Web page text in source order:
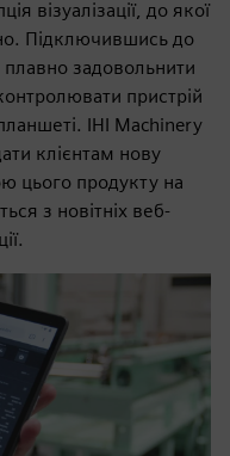
візуалізації, до якої
Підключившись до
задовольнити
пристрій
IHI Machinery
клієнтам нову
цього продукту на
з новітніх веб-